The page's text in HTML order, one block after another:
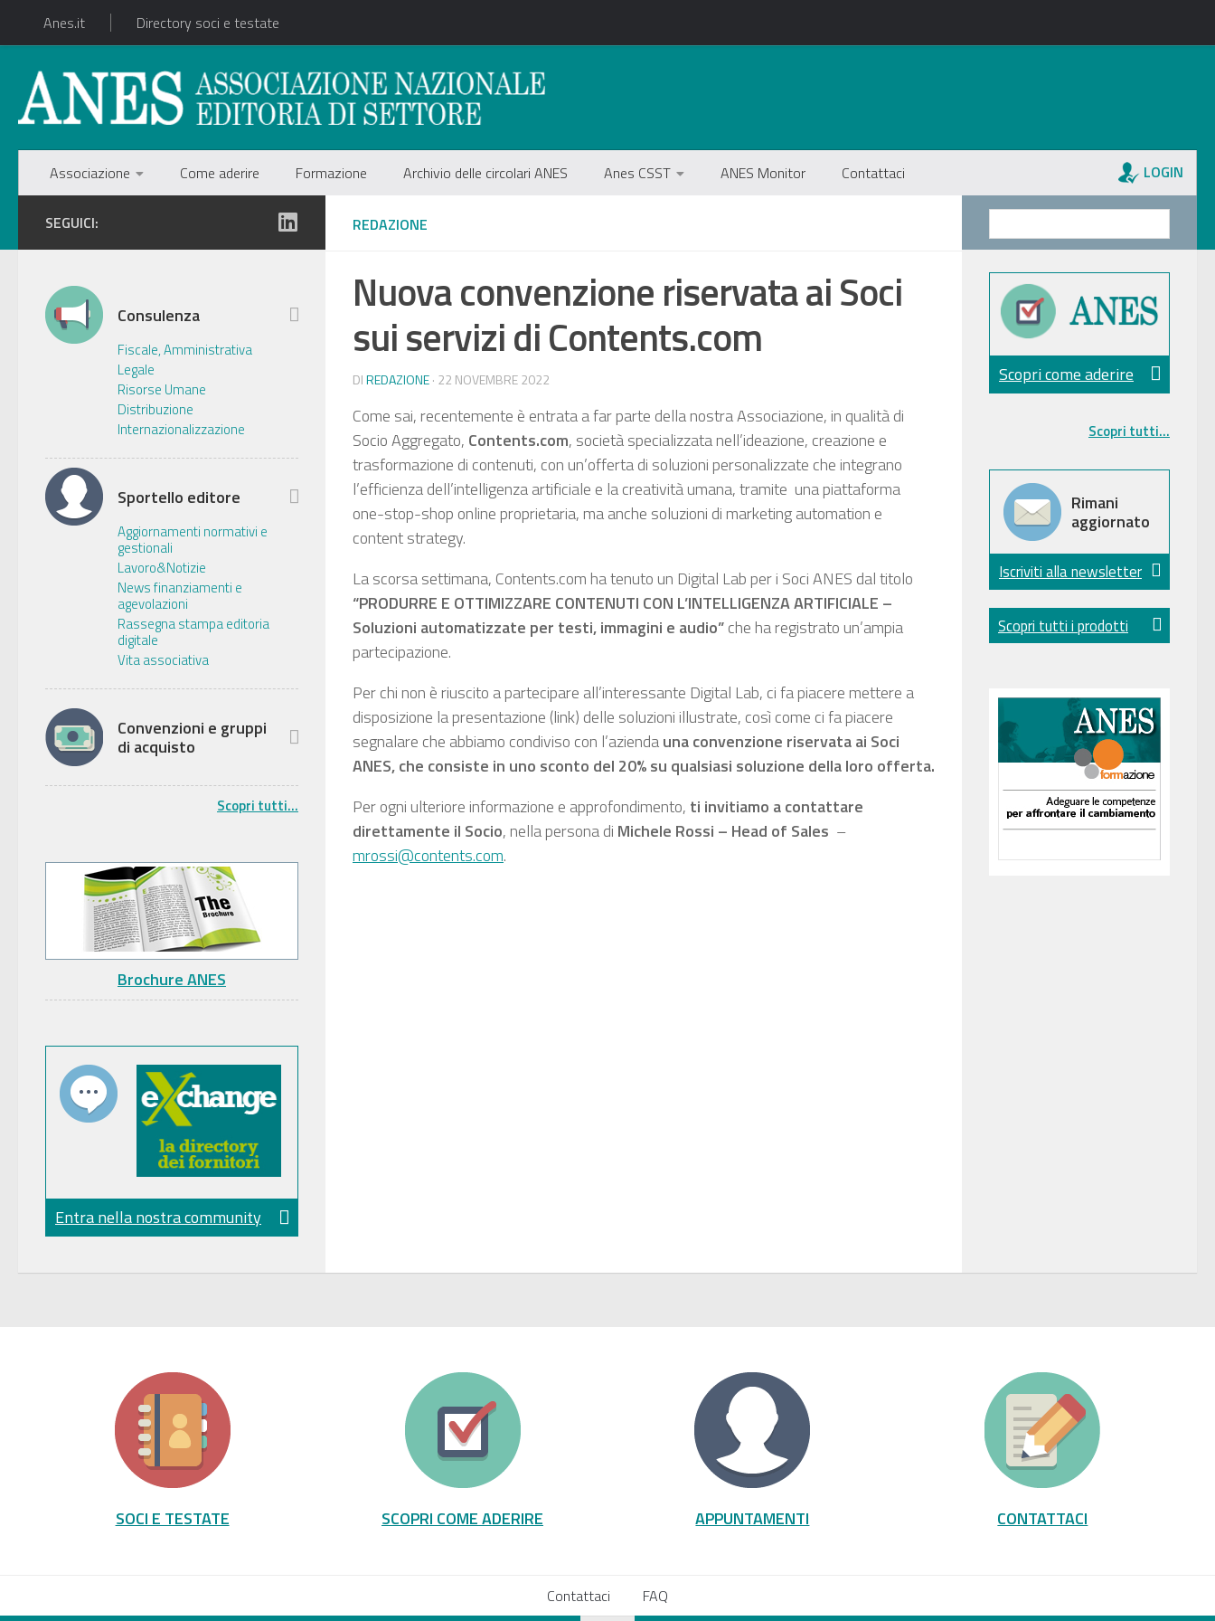
Anes.it Directory soci e testate
LOGIN
Associazione Come aderire Formazione Archivio delle circolari ANES Anes CSST ANES Monitor Contattaci
REDAZIONE
Nuova convenzione riservata ai Soci
sui servizi di Contents.com
DIREDAZIONE· 22 NOVEMBRE 2022
Come sai, recentemente è entrata a far parte della nostra Associazione, in qualità di
Socio Aggregato, Contents.com, società specializzata nell’ideazione, creazione e
trasformazione di contenuti, con un’offerta di soluzioni personalizzate che integrano
l’efficienza dell’intelligenza artificiale e la creatività umana, tramite una piattaforma
one-stop-shop online proprietaria, ma anche soluzioni di marketing automation e
content strategy.
La scorsa settimana, Contents.com ha tenuto un Digital Lab per i Soci ANES dal titolo
“PRODURRE E OTTIMIZZARE CONTENUTI CON L’INTELLIGENZA ARTIFICIALE –
Soluzioni automatizzate per testi, immagini e audio”che ha registrato un’ampia
partecipazione.
Per chi non è riuscito a partecipare all’interessante Digital Lab, ci fa piacere mettere a
disposizione la presentazione (link) delle soluzioni illustrate, così come ci fa piacere
segnalare che abbiamo condiviso con l’aziendauna convenzione riservata ai Soci
ANES, che consiste in uno sconto del 20% su qualsiasi soluzione della loro offerta.
Per ogni ulteriore informazione e approfondimento, ti invitiamo a contattare
direttamente il Socio, nella persona di Michele Rossi – Head of Sales –
mrossi@contents.com.
SEGUICI:
Consulenza
Fiscale, Amministrativa
Legale
Risorse Umane
Distribuzione
Internazionalizzazione
Sportello editore
Aggiornamenti normativi e
gestionali
Lavoro&Notizie
News finanziamenti e
agevolazioni
Rassegna stampa editoria
digitale
Vita associativa
Convenzioni e gruppi
di acquisto
Scopri tutti...
Brochure ANES
Entra nella nostra community
Scopri come aderire
Scopri tutti...
Rimani
aggiornato
Iscriviti alla newsletter
Scopri tutti i prodotti
SOCI E TESTATE SCOPRI COME ADERIRE APPUNTAMENTI CONTATTACI
Contattaci FAQ